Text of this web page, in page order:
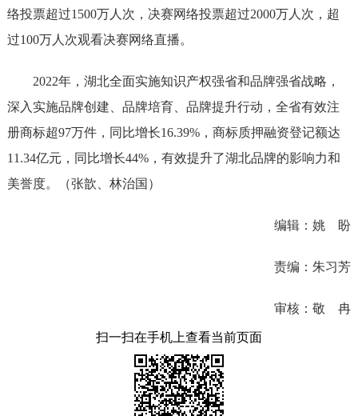
络投票超过1500万人次，决赛网络投票超过2000万人次，超
过100万人次观看决赛网络直播。
2022年，湖北全面实施知识产权强省和品牌强省战略，
深入实施品牌创建、品牌培育、品牌提升行动，全省有效注
册商标超97万件，同比增长16.39%，商标质押融资登记额达
11.34亿元，同比增长44%，有效提升了湖北品牌的影响力和
美誉度。（张歆、林治国）
编辑：姚 盼
责编：朱习芳
审核：敬 冉
扫一扫在手机上查看当前页面